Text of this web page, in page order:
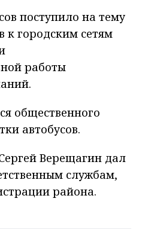
поступило на тему
городским сетям
работы
общественного
автобусов.
Верещагин дал
службам,
района.